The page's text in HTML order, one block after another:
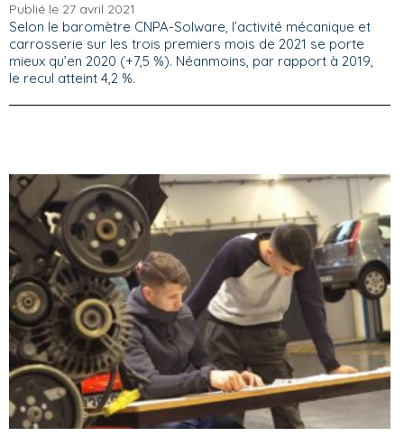
Publié le 27 avril 2021
Selon le baromètre CNPA-Solware, l’activité mécanique et
carrosserie sur les trois premiers mois de 2021 se porte
mieux qu’en 2020 (+7,5 %). Néanmoins, par rapport à 2019,
le recul atteint 4,2 %.